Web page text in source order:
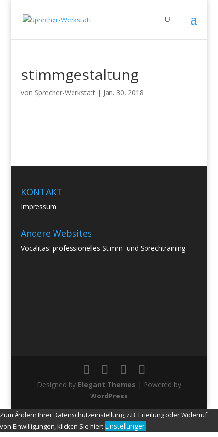
stimmgestaltung
von Sprecher-Werkstatt| Jan. 30, 2018
KONTAKT
Impressum
Andere Websites
Vocalitas: professionelles Stimm- und Sprechtraining
Designed by Elegant Themes | Powered by
WordPress
Zum Ändern Ihrer Datenschutzeinstellung, z.B. Erteilung oder Widerruf
von Einwilligungen, klicken Sie hier: Einstellungen